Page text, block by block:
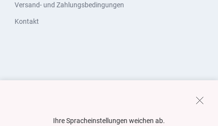
Versand- und Zahlungsbedingungen
Kontakt
Ihre Spracheinstellungen weichen ab.